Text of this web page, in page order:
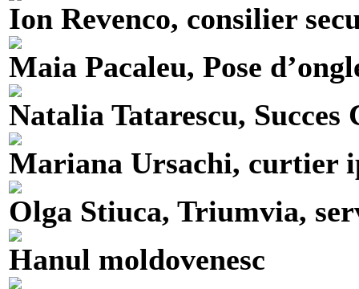
Ion Revenco, consilier
Maia Pacaleu, Pose
Natalia Tatarescu,
Mariana Ursachi, curtier
Olga Stiuca, Triumvia,
Hanul moldovenesc